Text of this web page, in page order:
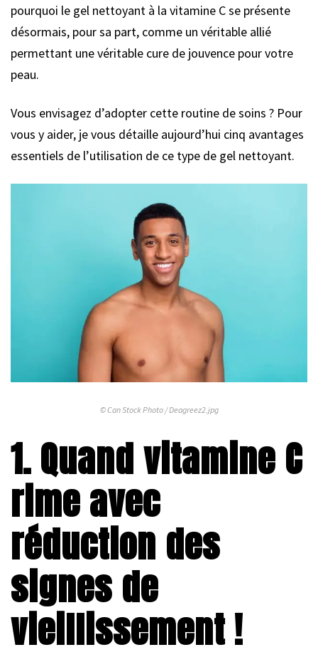
pourquoi le gel nettoyant à la vitamine C se présente
désormais, pour sa part, comme un véritable allié
permettant une véritable cure de jouvence pour votre
peau.
Vous envisagez d’adopter cette routine de soins ? Pour
vous y aider, je vous détaille aujourd’hui cinq avantages
essentiels de l’utilisation de ce type de gel nettoyant.
© Can Stock Photo / Deagreez2.jpg
1. Quand vitamine C
rime avec
réduction des
signes de
vieillissement !